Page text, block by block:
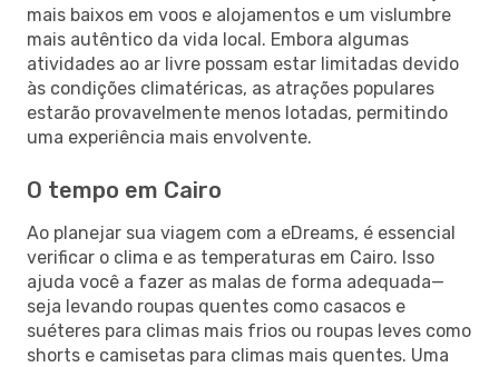
mais baixos em voos e alojamentos e um vislumbre
mais autêntico da vida local. Embora algumas
atividades ao ar livre possam estar limitadas devido
às condições climatéricas, as atrações populares
estarão provavelmente menos lotadas, permitindo
uma experiência mais envolvente.
O tempo em Cairo
Ao planejar sua viagem com a eDreams, é essencial
verificar o clima e as temperaturas em Cairo. Isso
ajuda você a fazer as malas de forma adequada—
seja levando roupas quentes como casacos e
suéteres para climas mais frios ou roupas leves como
shorts e camisetas para climas mais quentes. Uma